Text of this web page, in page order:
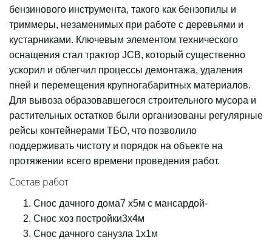
бензинового инструмента, такого как бензопилы и
триммеры, незаменимых при работе с деревьями и
кустарниками. Ключевым элементом технического
оснащения стал трактор JCB, который существенно
ускорил и облегчил процессы демонтажа, удаления
пней и перемещения крупногабаритных материалов.
Для вывоза образовавшегося строительного мусора и
растительных остатков были организованы регулярные
рейсы контейнерами ТБО, что позволило
поддерживать чистоту и порядок на объекте на
протяжении всего времени проведения работ.
Состав работ
Снос дачного дома7 х5м с мансардой-
Снос хоз постройки3х4м
Снос дачного санузла 1х1м